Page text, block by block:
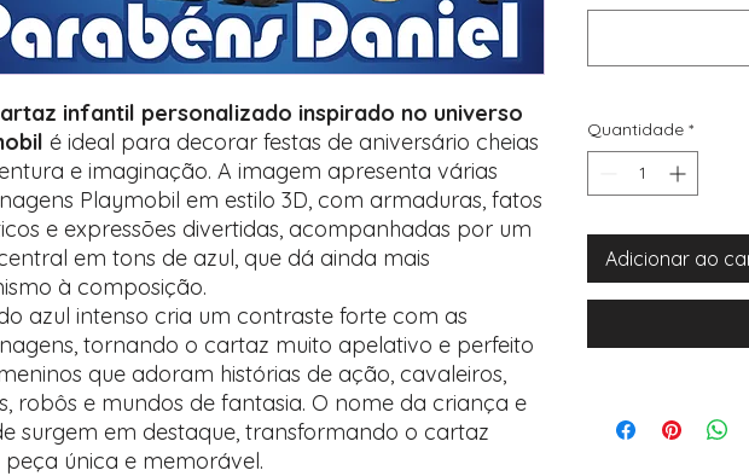
infantil personalizado inspirado no universo
é ideal para decorar festas de aniversário cheias
e imaginação. A imagem apresenta várias
Playmobil em estilo 3D, com armaduras, fatos
e expressões divertidas, acompanhadas por um
em tons de azul, que dá ainda mais
à composição.
azul intenso cria um contraste forte com as
tornando o cartaz muito apelativo e perfeito
que adoram histórias de ação, cavaleiros,
robôs e mundos de fantasia. O nome da criança e
surgem em destaque, transformando o cartaz
única e memorável.
Quantidade *
Adicionar ao